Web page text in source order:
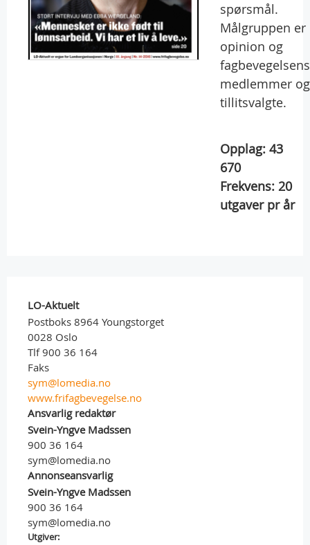
spørsmål.
Målgruppen er
opinion og
fagbevegelsens
medlemmer og
tillitsvalgte.
Opplag: 43
670
Frekvens: 20
utgaver pr år
LO-Aktuelt
Postboks 8964 Youngstorget
0028 Oslo
Tlf 900 36 164
Faks
sym@lomedia.no
www.frifagbevegelse.no
Ansvarlig redaktør
Svein-Yngve Madssen
900 36 164
sym@lomedia.no
Annonseansvarlig
Svein-Yngve Madssen
900 36 164
sym@lomedia.no
Utgiver: